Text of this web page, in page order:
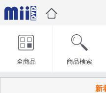
全商品 商品検索
新